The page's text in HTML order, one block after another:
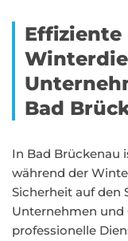
Effiziente
Bad
In Bad Brückenau
während der
Sicherheit auf den
Unternehmen und
professionelle